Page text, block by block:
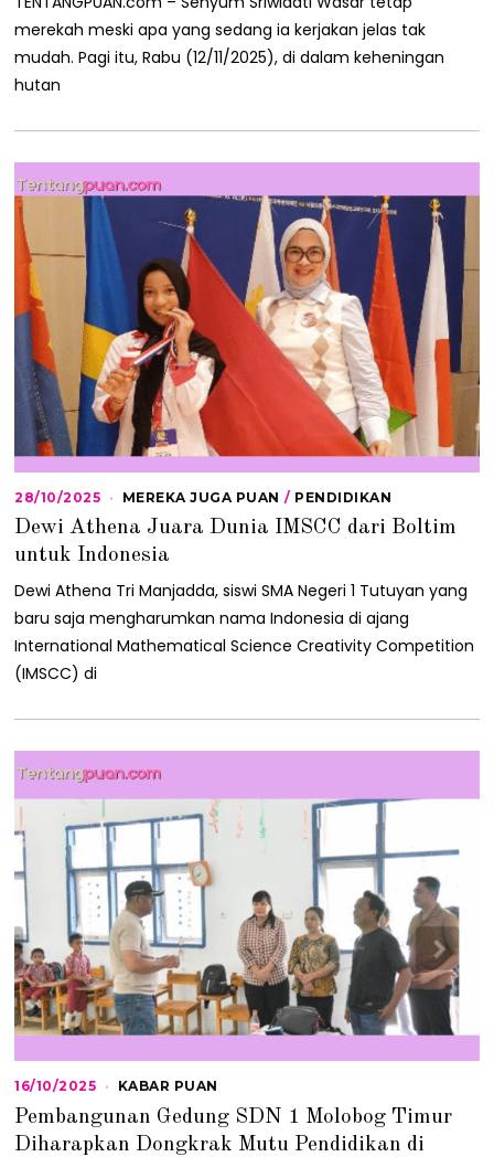
0
5
merekah meski apa yang sedang ia kerjakan jelas tak
mudah. Pagi itu, Rabu (12/11/2025), di dalam keheningan
hutan
28/10/2025
/
1
/
0
2
5
MEREKA JUGA PUAN / PENDIDIKAN
Dewi Athena Juara Dunia IMSCC dari Boltim
untuk Indonesia
Dewi Athena Tri Manjadda, siswi SMA Negeri 1 Tutuyan yang
baru saja mengharumkan nama Indonesia di ajang
International Mathematical Science Creativity Competition
(IMSCC) di
16/10/2025
/
1
KABAR PUAN
Pembangunan Gedung SDN 1 Molobog Timur
Diharapkan Dongkrak Mutu Pendidikan di